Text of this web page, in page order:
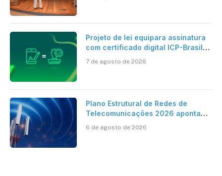
Projeto de lei equipara assinatura
com certificado digital ICP-Brasil
cartório
7 de agosto de 2026
Plano Estrutural de Redes de
Telecomunicações 2026 aponta
mantém desafio
6 de agosto de 2026